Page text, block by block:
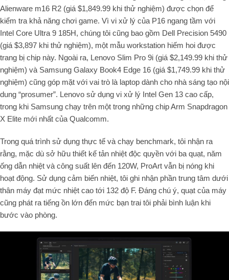
Alienware m16 R2 (giá $1,849.99 khi thử nghiệm) được chọn để
kiểm tra khả năng chơi game. Vì vi xử lý của P16 ngang tầm với
Intel Core Ultra 9 185H, chúng tôi cũng bao gồm Dell Precision 5490
(giá $3,897 khi thử nghiệm), một mẫu workstation hiếm hoi được
trang bị chip này. Ngoài ra, Lenovo Slim Pro 9i (giá $2,149.99 khi thử
nghiệm) và Samsung Galaxy Book4 Edge 16 (giá $1,749.99 khi thử
nghiệm) cũng góp mặt với vai trò là laptop dành cho nhà sáng tạo nội
dung “prosumer”. Lenovo sử dụng vi xử lý Intel Gen 13 cao cấp,
trong khi Samsung chạy trên một trong những chip Arm Snapdragon
X Elite mới nhất của Qualcomm.
Trong quá trình sử dụng thực tế và chạy benchmark, tôi nhận ra
rằng, mặc dù sở hữu thiết kế tản nhiệt độc quyền với ba quạt, năm
ống dẫn nhiệt và công suất lên đến 120W, ProArt vẫn bị nóng khi
hoạt động. Sử dụng cảm biến nhiệt, tôi ghi nhận phần trung tâm dưới
thân máy đạt mức nhiệt cao tới 132 độ F. Đáng chú ý, quạt của máy
cũng phát ra tiếng ồn lớn đến mức bạn trai tôi phải bình luận khi
bước vào phòng.